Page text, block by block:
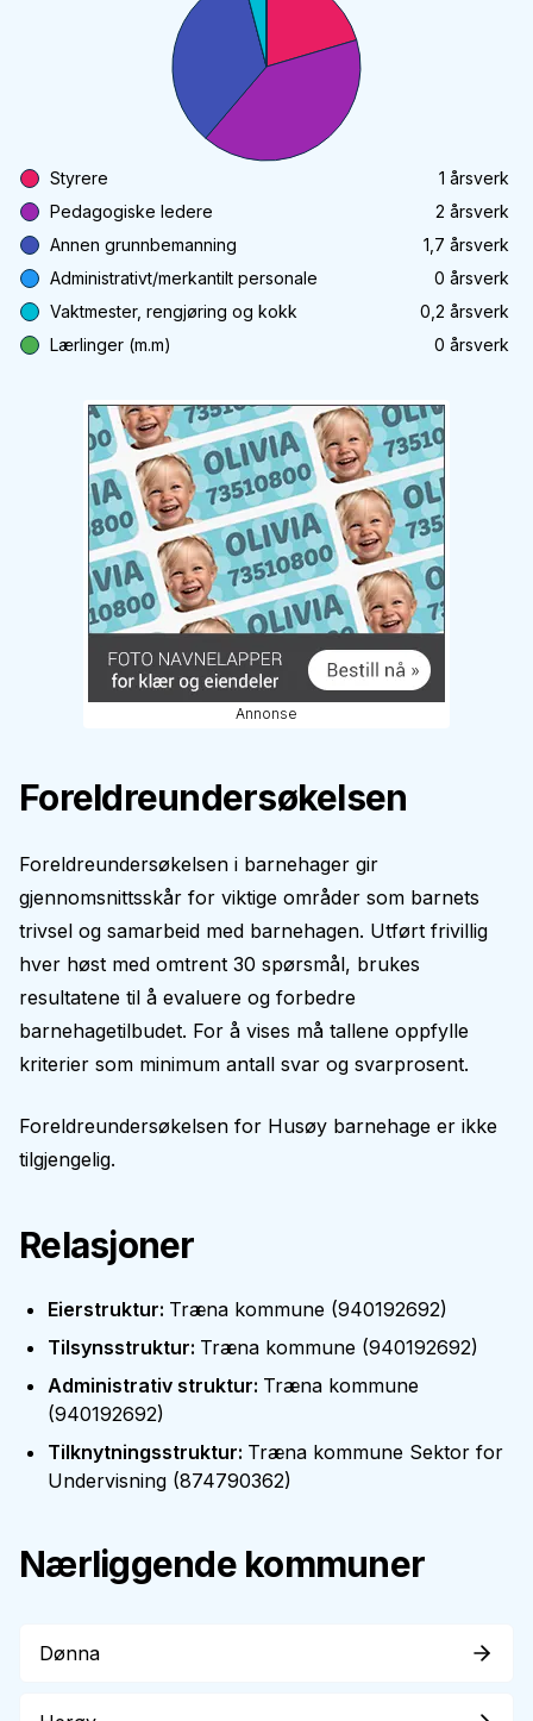
Styrere 1 årsverk
Pedagogiske ledere
2 årsverk
Annen grunnbemanning
1,7 årsverk
Administrativt/merkantilt personale
0 årsverk
Vaktmester, rengjøring og kokk
0,2 årsverk
Lærlinger (m.m)
0 årsverk
Annonse
Foreldreundersøkelsen
Foreldreundersøkelsen i barnehager gir
gjennomsnittsskår for viktige områder som barnets
trivsel og samarbeid med barnehagen. Utført frivillig
hver høst med omtrent 30 spørsmål, brukes
resultatene til å evaluere og forbedre
barnehagetilbudet. For å vises må tallene oppfylle
kriterier som minimum antall svar og svarprosent.
Foreldreundersøkelsen for Husøy barnehage er ikke
tilgjengelig.
Relasjoner
Eierstruktur: Træna kommune (940192692)
Tilsynsstruktur: Træna kommune (940192692)
Administrativ struktur: Træna kommune
(940192692)
Tilknytningsstruktur: Træna kommune Sektor for
Undervisning (874790362)
Nærliggende kommuner
Dønna